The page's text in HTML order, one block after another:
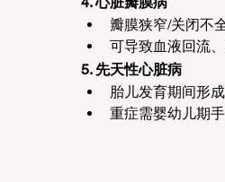
瓣膜狭窄/关闭不
可导致血液回流
5. 先天性心脏病
胎儿发育期间形
重症需婴幼儿期